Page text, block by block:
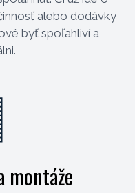
alebo dodávky
byť spoľahliví a
montáže